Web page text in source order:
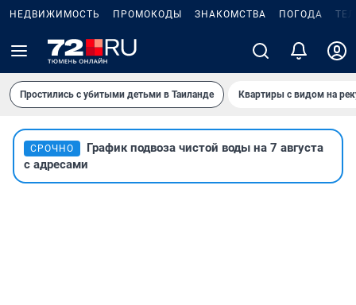
НЕДВИЖИМОСТЬ ПРОМОКОДЫ ЗНАКОМСТВА ПОГОДА
Простились с убитыми детьми в Таиланде Квартиры с видом на
СРОЧНО
График подвоза чистой воды на 7 августа
с адресами